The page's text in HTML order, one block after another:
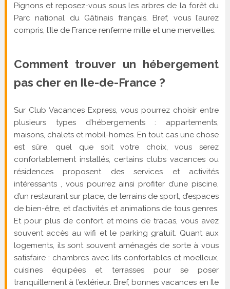
Pignons et reposez-vous sous les arbres de la forêt du
Parc national du Gâtinais français. Bref, vous l’aurez
compris, l’Ile de France renferme mille et une merveilles.
Comment trouver un hébergement
pas cher en Ile-de-France ?
Sur Club Vacances Express, vous pourrez choisir entre
plusieurs types d’hébergements : appartements,
maisons, chalets et mobil-homes. En tout cas une chose
est sûre, quel que soit votre choix, vous serez
confortablement installés, certains clubs vacances ou
résidences proposent des services et activités
intéressants , vous pourrez ainsi profiter d’une piscine,
d’un restaurant sur place, de terrains de sport, d’espaces
de bien-être, et d’activités et animations de tous genres.
Et pour plus de confort et moins de tracas, vous avez
souvent accès au wifi et le parking gratuit. Quant aux
logements, ils sont souvent aménagés de sorte à vous
satisfaire : chambres avec lits confortables et moelleux,
cuisines équipées et terrasses pour se poser
tranquillement à l’extérieur. Bref, bonnes vacances en Ile